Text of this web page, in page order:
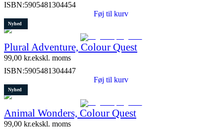
ISBN:5905481304454
Føj til kurv
Nyhed
Plural Adventure, Colour Quest
99,00 kr.ekskl. moms
ISBN:5905481304447
Føj til kurv
Nyhed
Animal Wonders, Colour Quest
99,00 kr.ekskl. moms